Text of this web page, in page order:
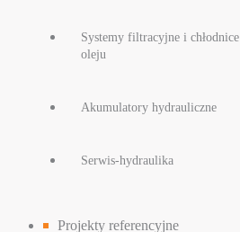
Systemy filtracyjne i chłodnice
oleju
Akumulatory hydrauliczne
Serwis-hydraulika
Projekty referencyjne